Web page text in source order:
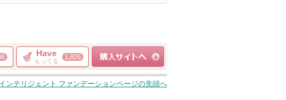
Have
もってる
1,826
ショッピングサイト
へ
ンテリジェント ファンデーションページの先頭へ